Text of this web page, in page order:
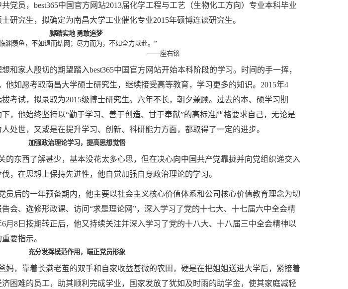
员，best365中国官方网站2013届化学工程与工艺（生物化工方向）专业本科毕业
研究生，拟确定为南昌大学工业催化专业2015年硕博连读研究生。
脚踏实地 勇敢追梦
渊羡鱼，不如退而结网；尽力而为，不如全力以赴。”
座右铭
家人殷切的期望踏入best365中国官方网站开始本科阶段的学习。时间的手一挥，
他如愿考取南昌大学硕士研究生，继续接受高等教育，学习更多的知识。2015年4
考试，拟录取为2015级博士研究生。六年不长，朝夕兼顾。过去的本、硕学习期
，他始终坚持以“勤于学习、善于创造、甘于奉献”的高标准严格要求自己，无论是
处世，又或是在提升学习、创新、科研能力方面，都取得了一定的进步。
加强政治理论学习，提高思想觉悟
东西了解甚少，基本没花太多心思，但在决心向中国共产党靠拢并向党组织递交入
，在思想上保持先进性，他自觉加强自身政治理论的学习。
后的一年预备期内，他主要以社会主义核心价值体系和公司核心价值教育理念为切
会、选修形政课、访问“求是理论网”，深入学习了党的十七大、十七届六中全会精
月8日按期转正后，他又持续关注并深入学习了党的十八大、十八届三中全会精神以
要指示。
充分发挥模范作用，端正党员形象
，靠着长满老茧的双手和自家收益甚微的农田，硬是在把姐姐送进大学后，紧接着
困难的员工，助其顺利完成学业，国家发放了犹如及时雨的助学金，使其家庭减轻